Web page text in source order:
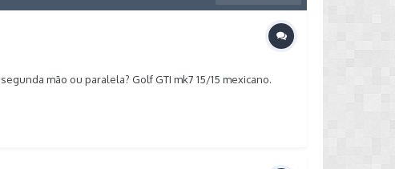
mão ou paralela? Golf GTI mk7 15/15 mexicano.